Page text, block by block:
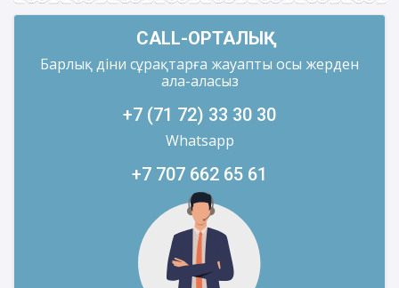
CALL-ОРТАЛЫҚ
Барлық діни сұрақтарға жауапты осы жерден
ала-аласыз
+7 (71 72) 33 30 30
Whatsapp
+7 707 662 65 61